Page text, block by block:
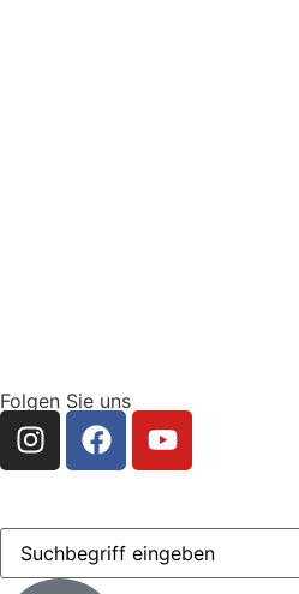
Folgen Sie uns